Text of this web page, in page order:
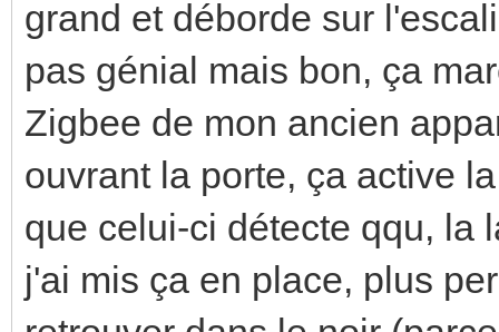
grand et déborde sur
pas génial mais bon, ça
Zigbee de mon ancien
ouvrant la porte, ça active
que celui-ci détecte qqu, la
j'ai mis ça en place, plus